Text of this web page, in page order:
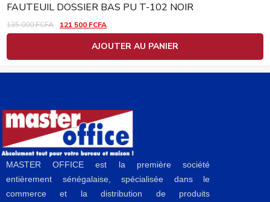
FAUTEUIL DOSSIER BAS PU T-102 NOIR
135 000FCFA 121 500 FCFA
AJOUTER AU PANIER
MASTER OFFICE est la première société
entièrement sénégalaise, spécialisée dans le
commerce et la distribution de produits